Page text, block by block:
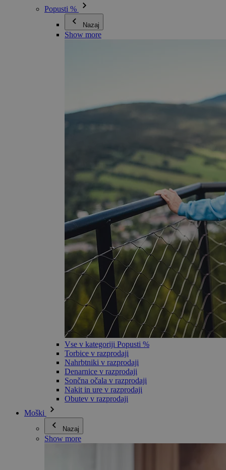
Popusti %
Nazaj
Show more
Vse v kategoriji Popusti %
Torbice v razprodaji
Nahrbtniki v razprodaji
Denarnice v razprodaji
Sončna očala v razprodaji
Nakit in ure v razprodaji
Obutev v razprodaji
Moški
Nazaj
Show more